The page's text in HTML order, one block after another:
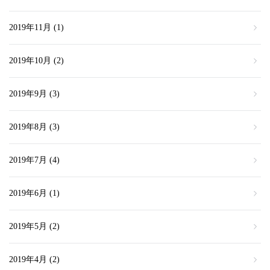
2019年11月 (1)
2019年10月 (2)
2019年9月 (3)
2019年8月 (3)
2019年7月 (4)
2019年6月 (1)
2019年5月 (2)
2019年4月 (2)